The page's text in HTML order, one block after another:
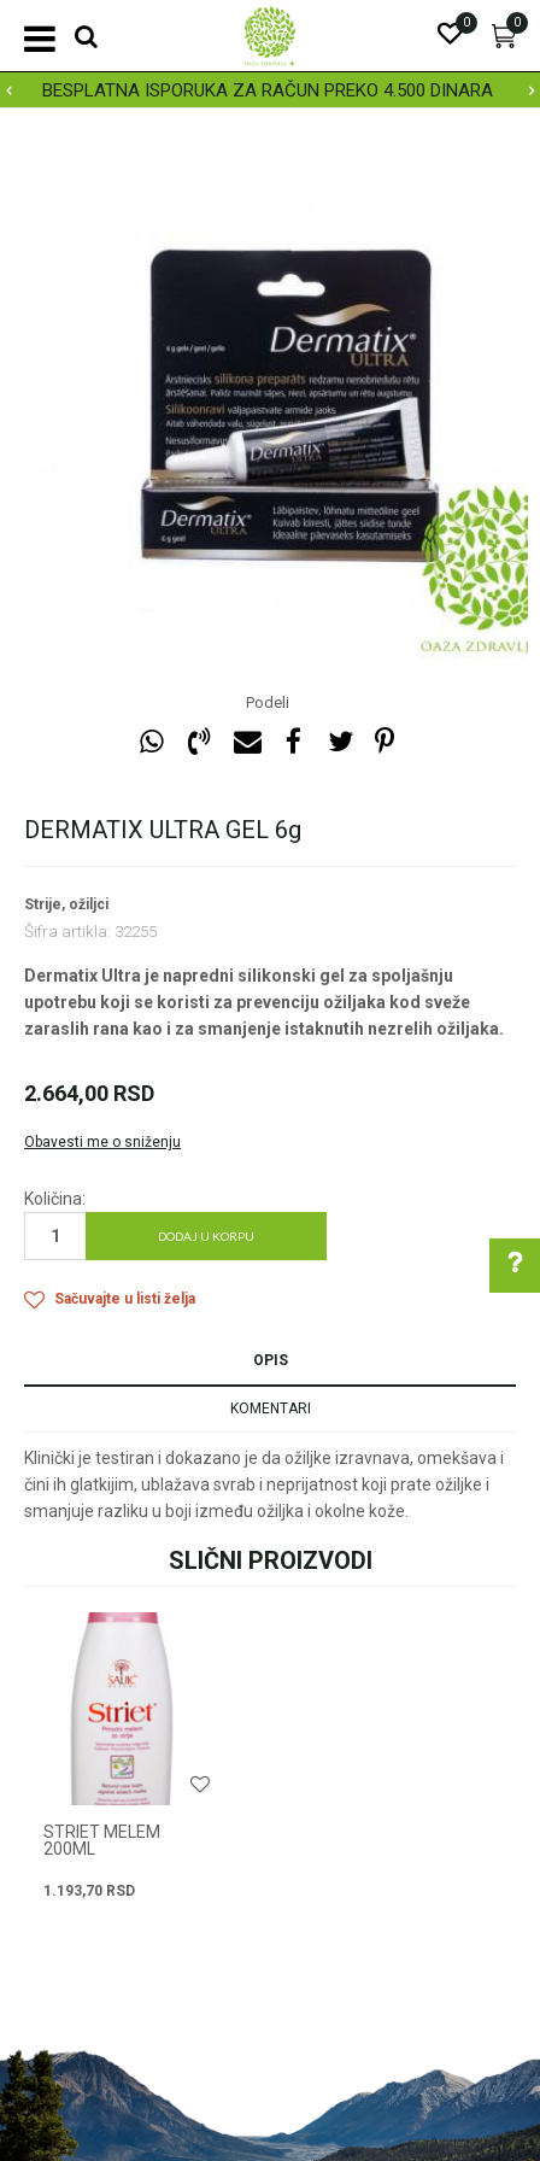
BESPLATNA ISPORUKA ZA RAČUN PREKO 4.500 DINARA
0
0
Podeli
DERMATIX ULTRA GEL 6g
Strije, ožiljci
Šifra artikla: 32255
Dermatix Ultra je napredni silikonski gel za spoljašnju
upotrebu koji se koristi za prevenciju ožiljaka kod sveže
zaraslih rana kao i za smanjenje istaknutih nezrelih ožiljaka.
2.664,00 RSD
Obavesti me o sniženju
Količina:
DODAJ U KORPU
Sačuvajte u listi želja
Za više informacija u
vezi online porudžbine
customers@oazazdrav
lja.rs
OPIS
KOMENTARI
Klinički je testiran i dokazano je da ožiljke izravnava, omekšava i
čini ih glatkijim, ublažava svrab i neprijatnost koji prate ožiljke i
smanjuje razliku u boji između ožiljka i okolne kože.
SLIČNI PROIZVODI
STRIET MELEM
200ML
1.193,70 RSD